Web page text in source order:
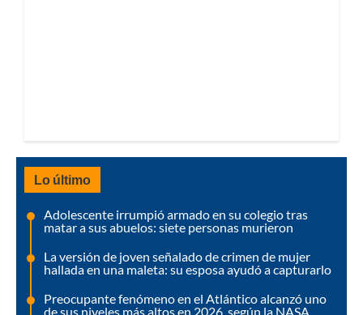
Lo último
Adolescente irrumpió armado en su colegio tras
matar a sus abuelos: siete personas murieron
La versión de joven señalado de crimen de mujer
hallada en una maleta: su esposa ayudó a capturarlo
Preocupante fenómeno en el Atlántico alcanzó uno
de sus niveles más altos en 2026, según la NASA